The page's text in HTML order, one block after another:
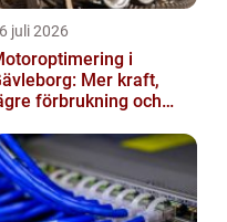
juli 2026
i
Mer kraft,
förbrukning och